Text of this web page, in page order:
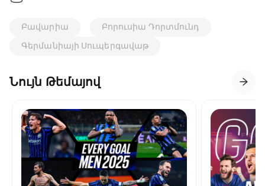
Բավարիա
Բորուսիա Դորտմունդ
Գերմանիայի Սուպերգավաթ
Նույն Թեմայով